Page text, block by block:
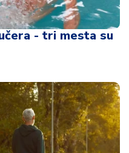
- tri mesta su